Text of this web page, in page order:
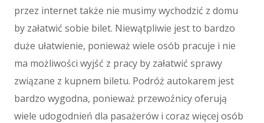
Elektronika, RTV, AGD
Art. Dla Zwierząt
Ogród, Rośliny
Chemia
Art. Spożywcze
Materiały Eksploatacyjne
Inne Sklepy
przez internet także nie musimy wychodzić z domu
by załatwić sobie bilet. Niewątpliwie jest to bardzo
duże ułatwienie, ponieważ wiele osób pracuje i nie
ma możliwości wyjść z pracy by załatwić sprawy
związane z kupnem biletu. Podróż autokarem jest
bardzo wygodna, ponieważ przewoźnicy oferują
wiele udogodnień dla pasażerów i coraz więcej osób